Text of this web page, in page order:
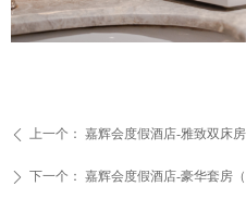
ꄴ 上一个： 嘉辉会度假酒店-雅致双床
ꄲ 下一个： 嘉辉会度假酒店-豪华套房